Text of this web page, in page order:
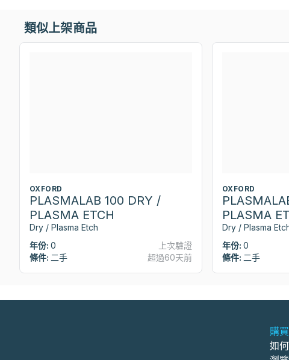
類似上架商品
OXFORD
PLASMALAB 100 DRY /
PLASMA ETCH
Dry / Plasma Etch
年份: 0
條件: 二手
上次驗證
超過60天前
OXFORD
PLASMA
Dry / Plasma
年份: 0
條件: 二手
購買
如